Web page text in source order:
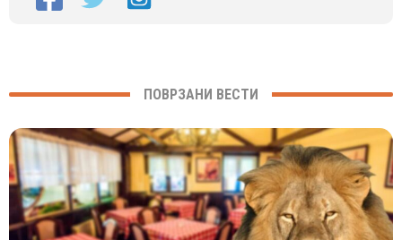
ПОВРЗАНИ ВЕСТИ